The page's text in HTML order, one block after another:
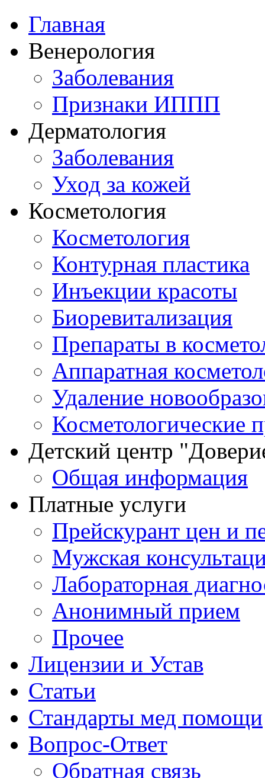
Главная
Венерология
Заболевания
Признаки ИППП
Дерматология
Заболевания
Уход за кожей
Косметология
Косметология
Контурная пластика
Инъекции красоты
Биоревитализация
Препараты в
Аппаратная
Удаление
Косметологические
Детский центр
Общая информация
Платные услуги
Прейскурант цен и
Мужская
Лабораторная
Анонимный прием
Прочее
Лицензии и Устав
Статьи
Стандарты мед помощи
Вопрос-Ответ
Обратная связь